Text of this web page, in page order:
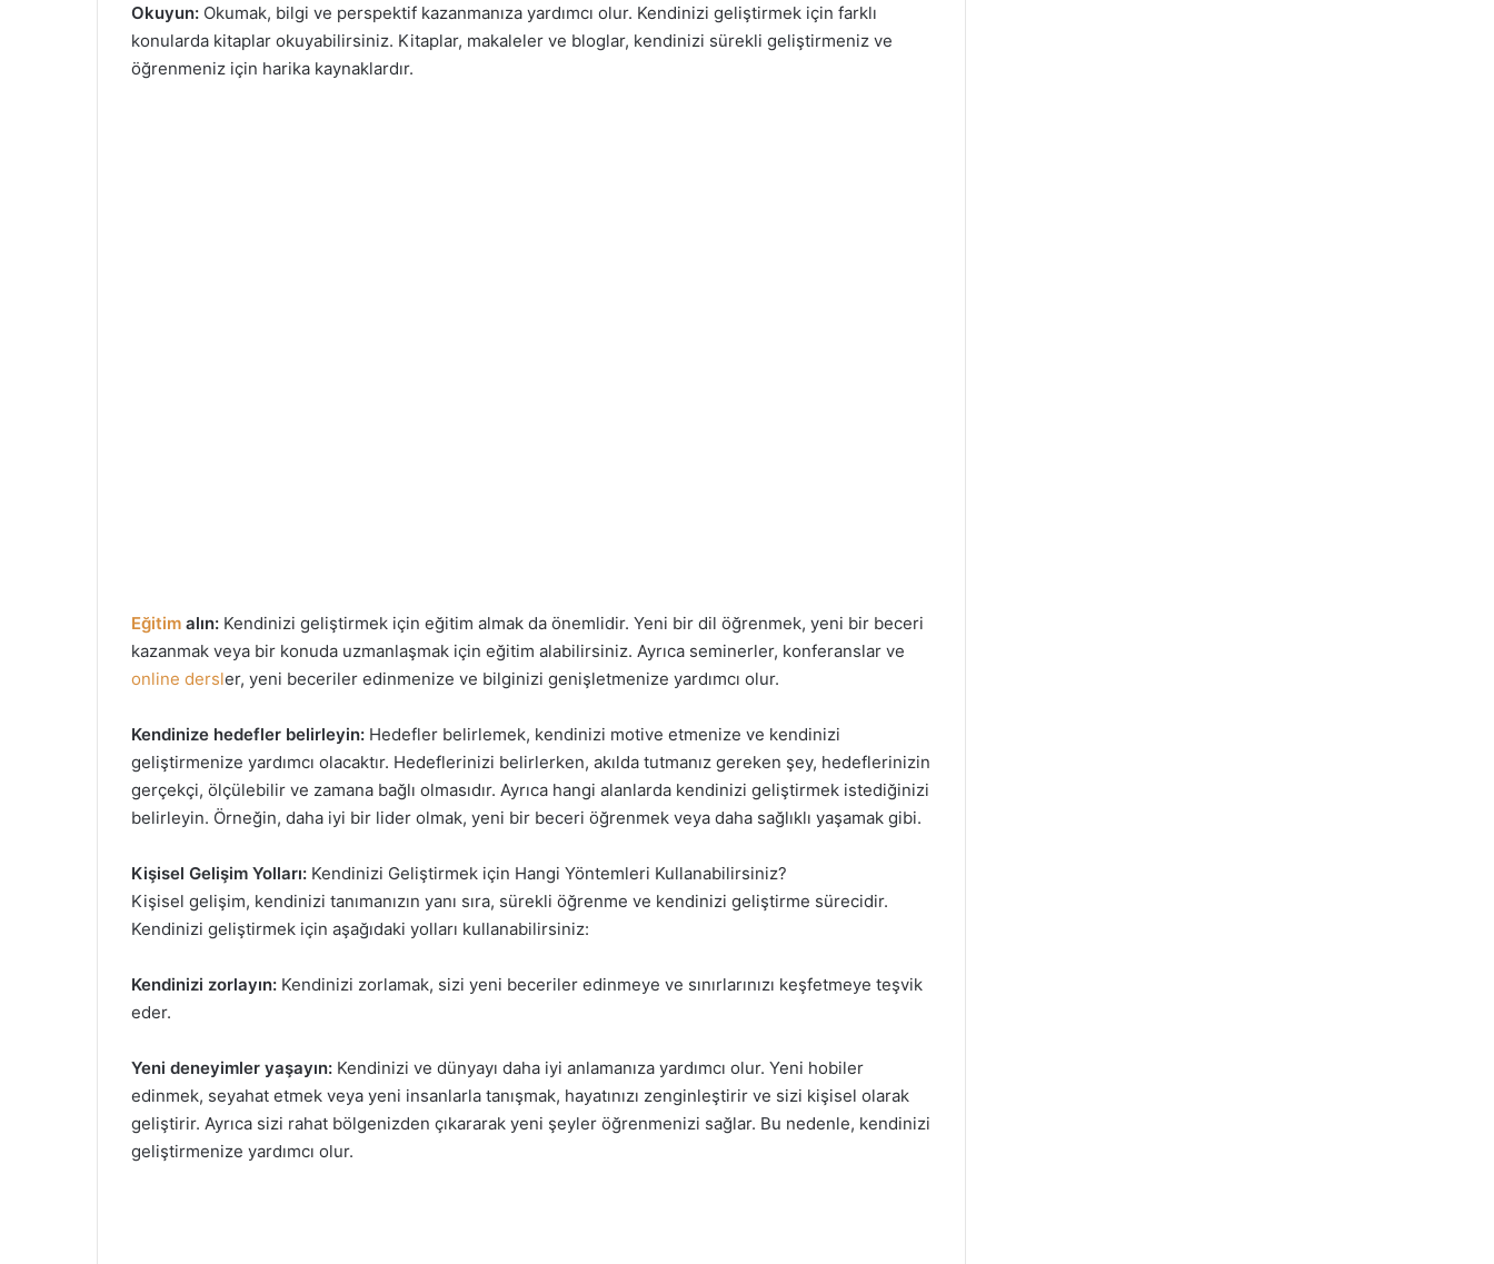
Okuyun: Okumak, bilgi ve perspektif kazanmanıza yardımcı olur. Kendinizi geliştirmek için farklı
konularda kitaplar okuyabilirsiniz. Kitaplar, makaleler ve bloglar, kendinizi sürekli geliştirmeniz ve
öğrenmeniz için harika kaynaklardır.
Eğitim alın: Kendinizi geliştirmek için eğitim almak da önemlidir. Yeni bir dil öğrenmek, yeni bir beceri
kazanmak veya bir konuda uzmanlaşmak için eğitim alabilirsiniz. Ayrıca seminerler, konferanslar ve
online dersler, yeni beceriler edinmenize ve bilginizi genişletmenize yardımcı olur.
Kendinize hedefler belirleyin: Hedefler belirlemek, kendinizi motive etmenize ve kendinizi
geliştirmenize yardımcı olacaktır. Hedeflerinizi belirlerken, akılda tutmanız gereken şey, hedeflerinizin
gerçekçi, ölçülebilir ve zamana bağlı olmasıdır. Ayrıca hangi alanlarda kendinizi geliştirmek istediğinizi
belirleyin. Örneğin, daha iyi bir lider olmak, yeni bir beceri öğrenmek veya daha sağlıklı yaşamak gibi.
Kişisel Gelişim Yolları: Kendinizi Geliştirmek için Hangi Yöntemleri Kullanabilirsiniz?
Kişisel gelişim, kendinizi tanımanızın yanı sıra, sürekli öğrenme ve kendinizi geliştirme sürecidir.
Kendinizi geliştirmek için aşağıdaki yolları kullanabilirsiniz:
Kendinizi zorlayın: Kendinizi zorlamak, sizi yeni beceriler edinmeye ve sınırlarınızı keşfetmeye teşvik
eder.
Yeni deneyimler yaşayın: Kendinizi ve dünyayı daha iyi anlamanıza yardımcı olur. Yeni hobiler
edinmek, seyahat etmek veya yeni insanlarla tanışmak, hayatınızı zenginleştirir ve sizi kişisel olarak
geliştirir. Ayrıca sizi rahat bölgenizden çıkararak yeni şeyler öğrenmenizi sağlar. Bu nedenle, kendinizi
geliştirmenize yardımcı olur.